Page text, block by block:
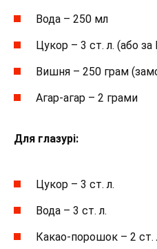
Вода – 250 мл
Цукор – 3 ст. л. (або
Вишня – 250 грам
Агар-агар – 2 грами
Для глазурі:
Цукор – 3 ст. л.
Вода – 3 ст. л.
Какао-порошок – 2 ст.